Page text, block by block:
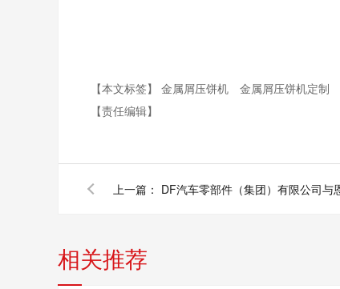
【本文标签】 金属屑压饼机 金属屑压饼机定制
【责任编辑】
上一篇：
相关推荐